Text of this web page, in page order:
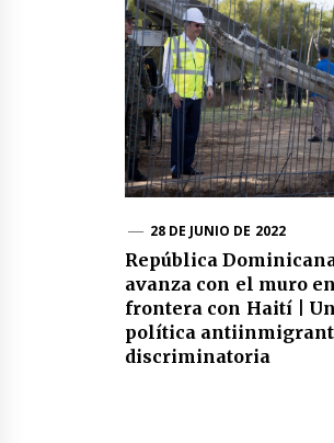
28 DE JUNIO DE 2022
República
avanza con el muro
frontera con Haití |
política
discriminatoria